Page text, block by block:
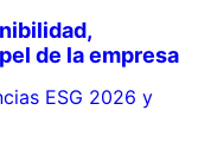
de la empresa